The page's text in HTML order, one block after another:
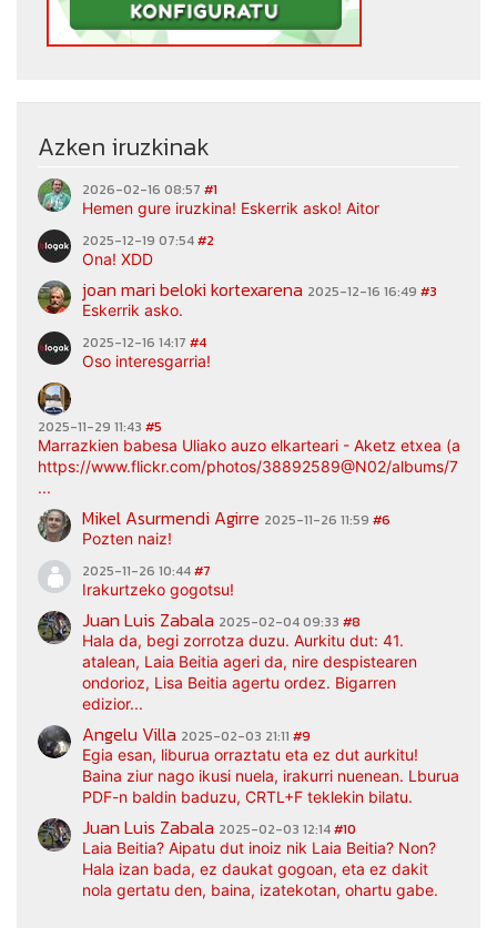
Azken iruzkinak
2026-02-16 08:57 #1
Hemen gure iruzkina! Eskerrik asko! Aitor
2025-12-19 07:54#2
Ona! XDD
joan mari beloki kortexarena 2025-12-16 16:49 #3
Eskerrik asko.
2025-12-16 14:17 #4
Oso interesgarria!
2025-11-29 11:43 #5
Marrazkien babesa Uliako auzo elkarteari - Aketz etxea
https://www.flickr.com/photos/38892589@N02/albums/
...
Mikel Asurmendi Agirre 2025-11-26 11:59 #6
Pozten naiz!
2025-11-26 10:44#7
Irakurtzeko gogotsu!
Juan Luis Zabala 2025-02-04 09:33 #8
Hala da, begi zorrotza duzu. Aurkitu dut: 41.
atalean, Laia Beitia ageri da, nire despistearen
ondorioz, Lisa Beitia agertu ordez. Bigarren
edizior...
Angelu Villa 2025-02-03 21:11 #9
Egia esan, liburua orraztatu eta ez dut aurkitu!
Baina ziur nago ikusi nuela, irakurri nuenean. Lburua
PDF-n baldin baduzu, CRTL+F teklekin bilatu.
Juan Luis Zabala 2025-02-03 12:14#10
Laia Beitia? Aipatu dut inoiz nik Laia Beitia? Non?
Hala izan bada, ez daukat gogoan, eta ez dakit
nola gertatu den, baina, izatekotan, ohartu gabe.